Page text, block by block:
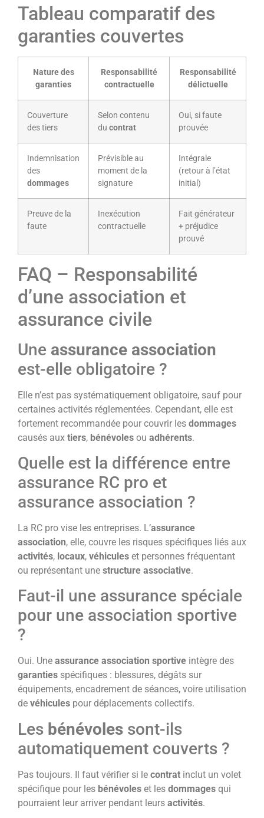
Tableau comparatif des
garanties couvertes
Nature des
garanties
Responsabilité
contractuelle
Responsabilité
délictuelle
Couverture
des tiers
Selon contenu
du contrat
Oui, si faute
prouvée
Indemnisation
des
dommages
Prévisible au
moment de la
signature
Intégrale
(retour à l’état
initial)
Preuve de la
faute
Inexécution
contractuelle
Fait générateur
+ préjudice
prouvé
FAQ – Responsabilité
d’une association et
assurance civile
Une assurance association
est-elle obligatoire ?
Elle n’est pas systématiquement obligatoire, sauf pour
certaines activités réglementées. Cependant, elle est
fortement recommandée pour couvrir les dommages
causés aux tiers, bénévoles ou adhérents.
Quelle est la différence entre
assurance RC pro et
assurance association ?
La RC pro vise les entreprises. L’assurance
association, elle, couvre les risques spécifiques liés aux
activités, locaux, véhicules et personnes fréquentant
ou représentant une structure associative.
Faut-il une assurance spéciale
pour une association sportive
?
Oui. Une assurance association sportive intègre des
garanties spécifiques : blessures, dégâts sur
équipements, encadrement de séances, voire utilisation
de véhicules pour déplacements collectifs.
Les bénévoles sont-ils
automatiquement couverts ?
Pas toujours. Il faut vérifier si le contrat inclut un volet
spécifique pour les bénévoles et les dommages qui
pourraient leur arriver pendant leurs activités.